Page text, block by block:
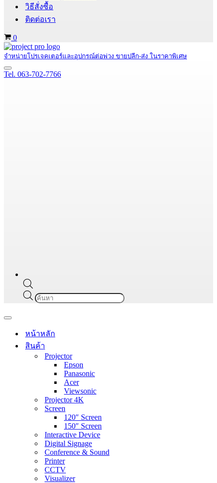
วิธีสั่งซื้อ
ติดต่อเรา
Cart
0
จำหน่ายโปรเจคเตอร์และอุปกรณ์ต่อพ่วง ขายปลีก-ส่ง ในราคาพิเศษ
Navigation
Menu
Tel. 063-702-7766
Products
search
Navigation
หน้าหลัก
สินค้า
Projector
Epson
Panasonic
Acer
Viewsonic
Projector 4K
Screen
120″ Screen
150″ Screen
Interactive Device
Digital Signage
Conference & Sound
Printer
CCTV
Visualizer